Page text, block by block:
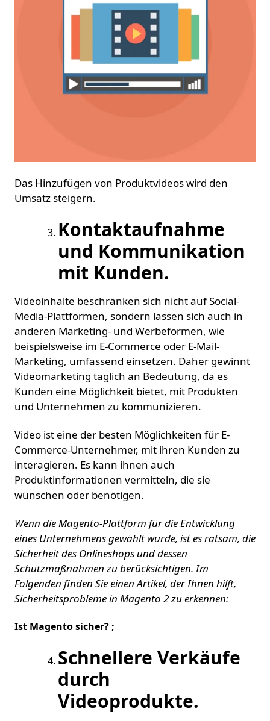
Das Hinzufügen von Produktvideos wird den
Umsatz steigern.
Kontaktaufnahme
und Kommunikation
mit Kunden.
Videoinhalte beschränken sich nicht auf Social-
Media-Plattformen, sondern lassen sich auch in
anderen Marketing- und Werbeformen, wie
beispielsweise im E-Commerce oder E-Mail-
Marketing, umfassend einsetzen. Daher gewinnt
Videomarketing täglich an Bedeutung, da es
Kunden eine Möglichkeit bietet, mit Produkten
und Unternehmen zu kommunizieren.
Video ist eine der besten Möglichkeiten für E-
Commerce-Unternehmer, mit ihren Kunden zu
interagieren. Es kann ihnen auch
Produktinformationen vermitteln, die sie
wünschen oder benötigen.
Wenn die Magento-Plattform für die Entwicklung
eines Unternehmens gewählt wurde, ist es ratsam, die
Sicherheit des Onlineshops und dessen
Schutzmaßnahmen zu berücksichtigen. Im
Folgenden finden Sie einen Artikel, der Ihnen hilft,
Sicherheitsprobleme in Magento 2 zu erkennen:
Ist Magento sicher? ;
Schnellere Verkäufe
durch
Videoprodukte.